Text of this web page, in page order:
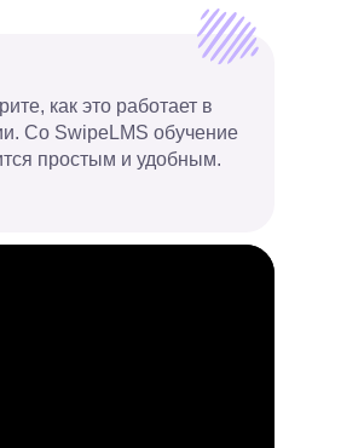
как это работает в
Со SwipeLMS обучение
простым и удобным.